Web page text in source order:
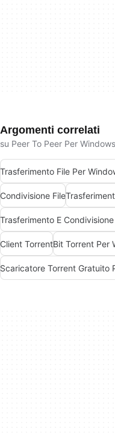
Argomenti correlati
su Peer To Peer Per
Trasferimento File Per
Condivisione File
Trasferimento E
Client TorrentBit Torrent Per